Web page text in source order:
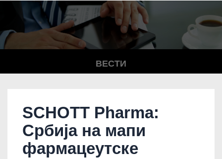
ВЕСТИ
SCHOTT Pharma:
Србија на мапи
фармацеутске